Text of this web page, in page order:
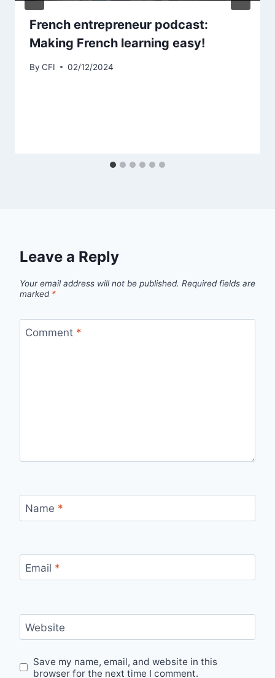
French entrepreneur podcast:
Making French learning easy!
By CFI 02/12/2024
Leave a Reply
Your email address will not be published. Required fields are
marked *
Comment *
Name *
Email *
Website
Save my name, email, and website in this
browser for the next time I comment.